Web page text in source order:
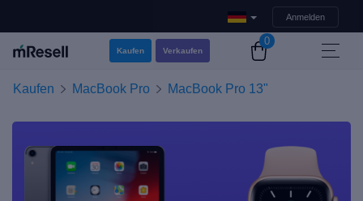
Anmelden
Kaufen Verkaufen
0
Kaufen MacBook Pro MacBook Pro 13"